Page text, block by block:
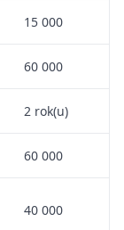
15 000
60 000
2 rok(u)
60 000
40 000